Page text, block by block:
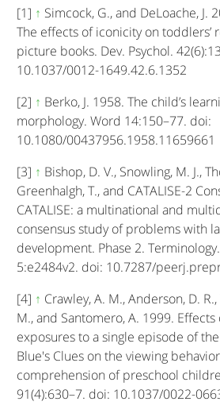
[1] ↑ Simcock, G., and DeLoache, J.
The effects of iconicity on toddlers’
picture books. Dev. Psychol.
10.1037/0012-1649.42.6.1352
[2] ↑ Berko, J. 1958. The child’s
morphology. Word 14:150–77. doi:
10.1080/00437956.1958.11659661
[3] ↑ Bishop, D. V., Snowling, M. J.,
Greenhalgh, T., and CATALISE-2
CATALISE: a multinational and
consensus study of problems with
development. Phase 2.
5:e2484v2. doi: 10.7287/
[4] ↑ Crawley, A. M., Anderson, D.
M., and Santomero, A. 1999.
exposures to a single episode of
Blue's Clues on the viewing
comprehension of preschool
91(4):630–7. doi: 10.1037/0022-